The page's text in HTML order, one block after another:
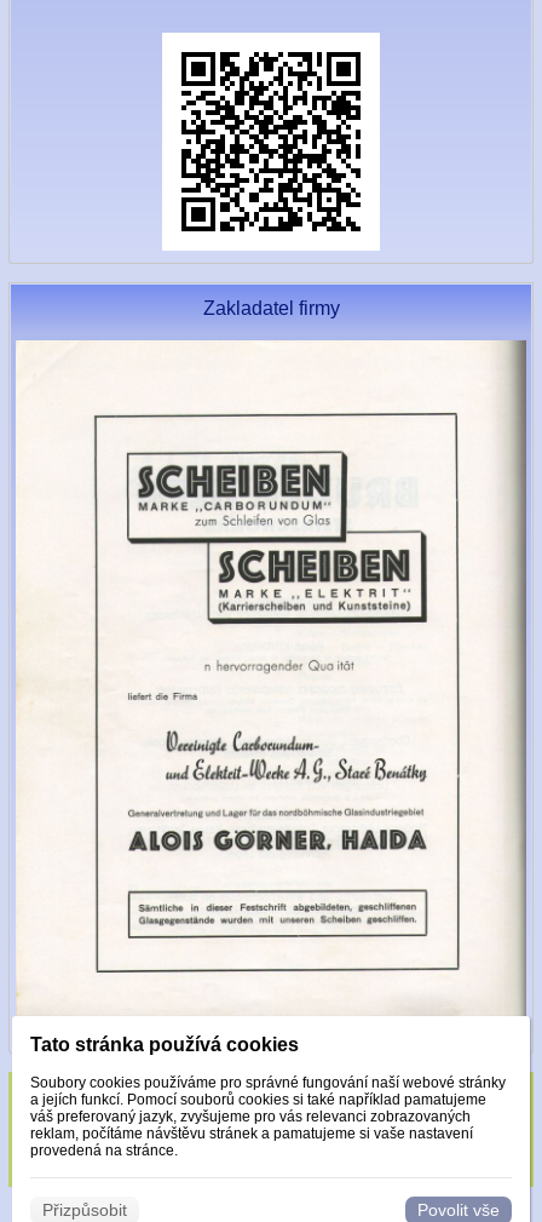
Zakladatel firmy
Sklo zdobeno pouze krystaly Made with
Swarovski.
Tato stránka používá cookies
Soubory cookies používáme pro správné fungování naší webové stránky
a jejích funkcí. Pomocí souborů cookies si také například pamatujeme
váš preferovaný jazyk, zvyšujeme pro vás relevanci zobrazovaných
reklam, počítáme návštěvu stránek a pamatujeme si vaše nastavení
provedená na stránce.
Přizpůsobit Povolit vše